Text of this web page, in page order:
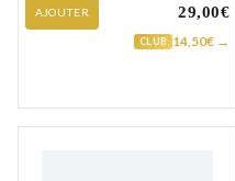
AJOUTER 29,00€
CLUB 14,50€ →